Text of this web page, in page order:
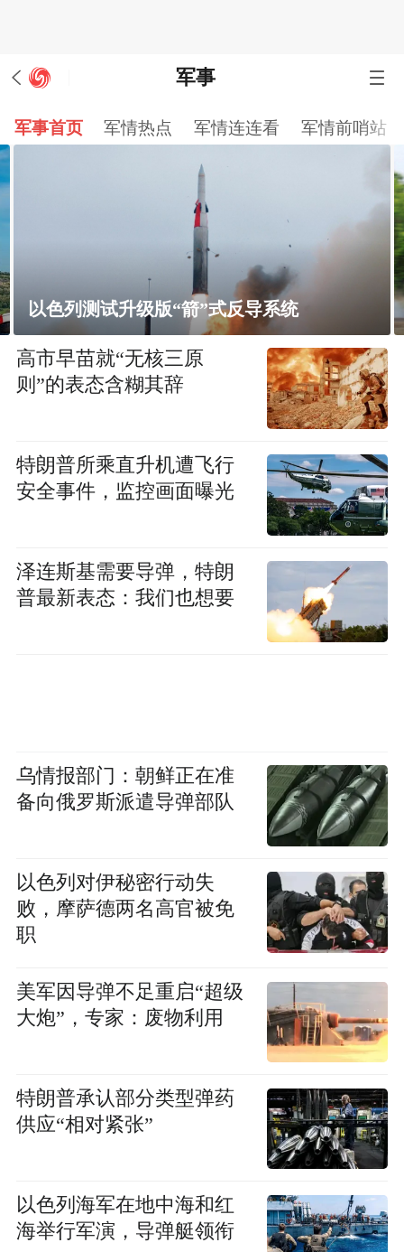
军事
军事首页 军情热点 军情连连看 军情前哨站
导系统 越南将再购买18架俄制雅克-
高市早苗就“无核三原
则”的表态含糊其辞
特朗普所乘直升机遭飞行
安全事件，监控画面曝光
泽连斯基需要导弹，特朗
普最新表态：我们也想要
乌情报部门：朝鲜正在准
备向俄罗斯派遣导弹部队
以色列对伊秘密行动失
败，摩萨德两名高官被免
职
美军因导弹不足重启“超级
大炮”，专家：废物利用
特朗普承认部分类型弹药
供应“相对紧张”
以色列海军在地中海和红
海举行军演，导弹艇领衔